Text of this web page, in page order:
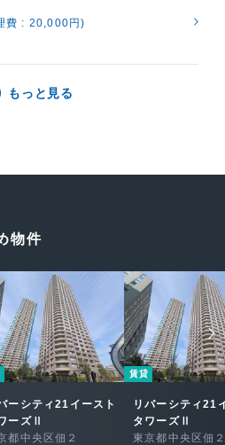
費 : 20,000円)
もっと見る
物件
ーシティ21イースト
ーズⅡ
都中央区佃２
賃貸
リバーシティ21
タワーズⅡ
東京都中央区佃